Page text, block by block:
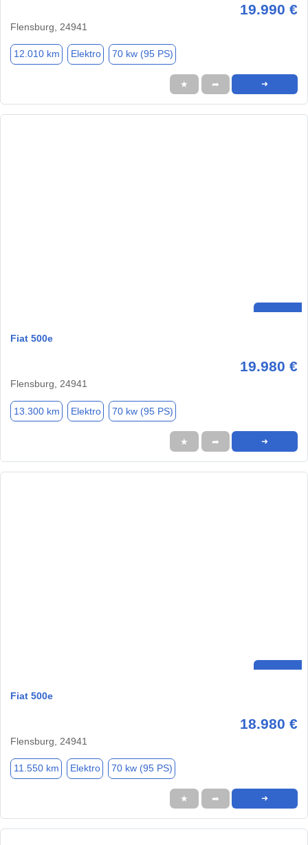
19.990 €
Flensburg, 24941
12.010 km Elektro 70 kw (95 PS)
★ ➦ ➜
Fiat 500e
19.980 €
Flensburg, 24941
13.300 km Elektro 70 kw (95 PS)
★ ➦ ➜
Fiat 500e
18.980 €
Flensburg, 24941
11.550 km Elektro 70 kw (95 PS)
★ ➦ ➜